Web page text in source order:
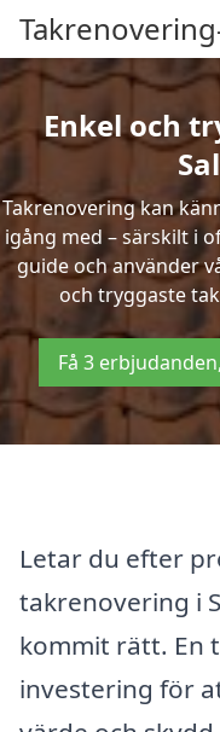
Enkel och
Takrenovering kan
igång med – särskilt i
guide och använder
och tryggaste
Få 3
Letar du efter
takrenovering i
kommit rätt. En
investering för